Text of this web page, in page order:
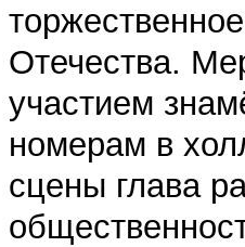
Отечества.
участием
номерам в
сцены глава